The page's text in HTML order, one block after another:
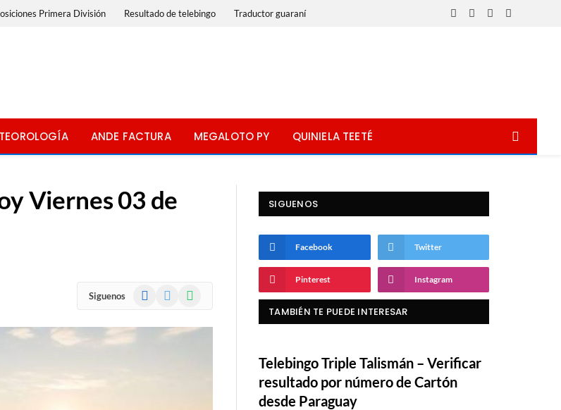
Primera División Resultado de telebingo Traductor guaraní
Facebook
X
InstagramWhatsApp
ANDE FACTURA MEGALOTO PY QUINIELA TEETÉ
Viernes 03 de
Siguenos Facebook WhatsApp
SIGUENOS
Facebook Twitter
Pinterest Instagram
TAMBIÉN TE PUEDE INTERESAR
Telebingo Triple Talismán – Verificar
resultado por número de Cartón
desde Paraguay